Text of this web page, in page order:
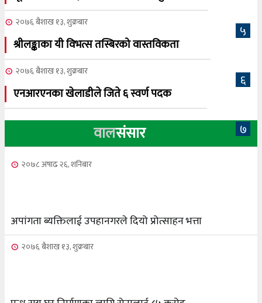
५
२०७६ बैशाख १३, शुक्रबार
श्रीलङ्काका यी विभत्स तस्बिरको वास्तविकता
६
२०७६ बैशाख १३, शुक्रबार
एनआरएनका खेलाडीले जिते ६ स्वर्ण पदक
७
वालसंसार
२०७८ अषाढ २६, शनिबार
अपांगता ब्यक्तिलाई उपहानगरले दियो प्रोत्साहन भत्ता
२०७६ बैशाख १३, शुक्रबार